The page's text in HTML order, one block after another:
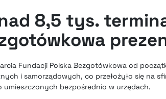
8,5 tys.
Fundacji Polska Bezgotówkowa od
i samorządowych, co przełożyło się na
umieszczonych bezpośrednio w urzędach.